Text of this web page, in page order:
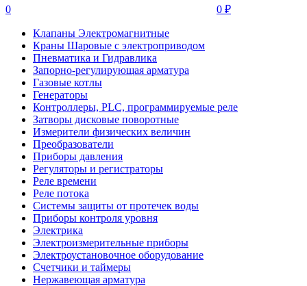
0 0 ₽
Клапаны Электромагнитные
Краны Шаровые с электроприводом
Пневматика и Гидравлика
Запорно-регулирующая арматура
Газовые котлы
Генераторы
Контроллеры, PLС, программируемые реле
Затворы дисковые поворотные
Измерители физических величин
Преобразователи
Приборы давления
Регуляторы и регистраторы
Реле времени
Реле потока
Системы защиты от протечек воды
Приборы контроля уровня
Электрика
Электроизмерительные приборы
Электроустановочное оборудование
Счетчики и таймеры
Нержавеющая арматура